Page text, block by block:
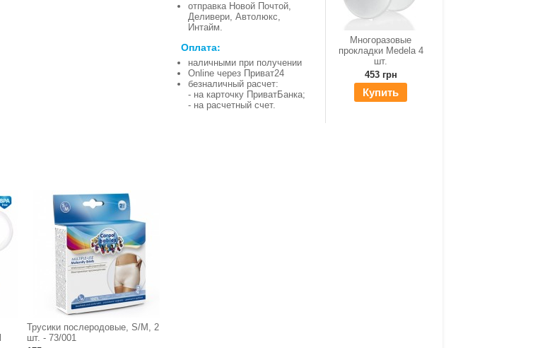
Многоразовые
прокладки Medela 4
шт.
453 грн
Купить
отправка Новой Почтой,
Деливери, Автолюкс,
Интайм.
Оплата:
наличными при получении
Online через Приват24
безналичный расчет:
- на карточку ПриватБанка;
- на расчетный счет.
Трусики послеродовые, S/M, 2
шт. - 73/001